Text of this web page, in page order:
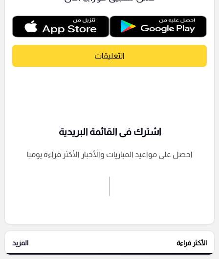
التعليقات
إرسال تعليق
التعليقات السابقة
اشترك فى القائمة البريدية
احصل على مواعيد المباريات والأخبار الأكثر قراءة يوميا
الأكثر قراءة المزيد